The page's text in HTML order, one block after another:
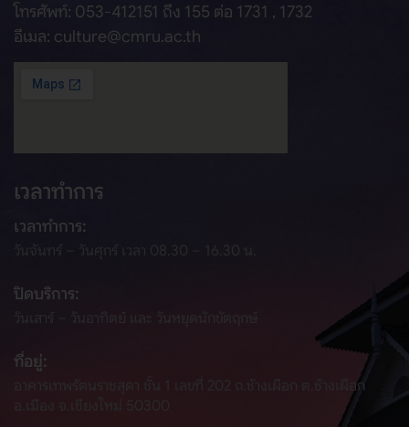
โทรศัพท์: 053-412151 ถึง 155 ต่อ 1731 , 1732
อีเมล: culture@cmru.ac.th
เวลาทำการ
เวลาทำการ:
วันจันทร์ – วันศุกร์ เวลา 08.30 – 16.30 น.
ปิดบริการ:
ที่อยู่:
อาคารเทพรัตนราชสุดา ชั้น 1 เลขที่ 202 ถ.ช้างเผือก ต.ช้างเผือก